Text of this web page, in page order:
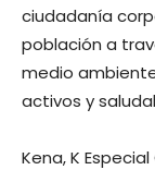
ciudadanía
población a
medio
activos y
Kena, K Especial